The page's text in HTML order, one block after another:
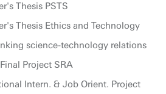
Thesis PSTS
Thesis Ethics and Technology
science-technology relations
Project SRA
Intern. & Job Orient. Project